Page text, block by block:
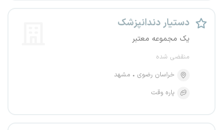
دستیار دندانپزشک
یک مجموعه معتبر
منقضی شده
خراسان رضوی
مشهد
پاره وقت